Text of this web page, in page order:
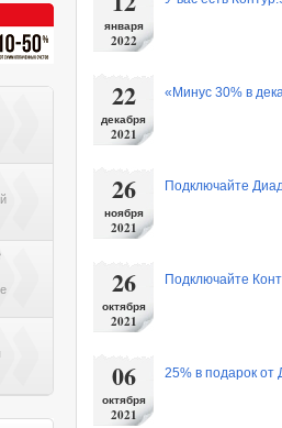
января
2022
22
декабря
2021
«Минус 30% в
26
ноября
2021
Подключайте
26
октября
2021
Подключайте
06
октября
2021
25% в подарок от